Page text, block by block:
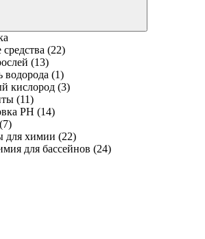
(22)
(13)
водорода (1)
кислород (3)
(11)
PH (14)
для химии (22)
для бассейнов (24)